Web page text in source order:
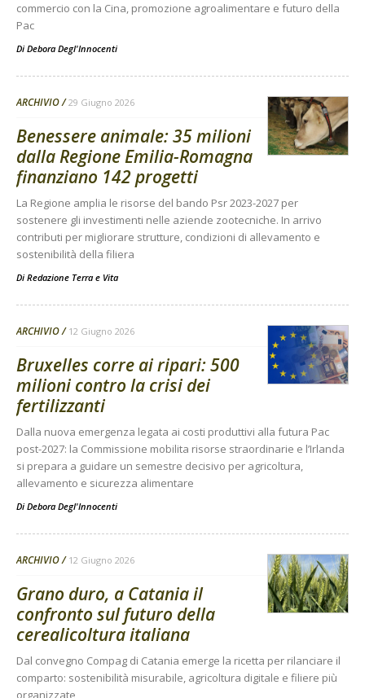
commercio con la Cina, promozione agroalimentare e futuro della
Pac
Di Debora Degl'Innocenti
ARCHIVIO 29 Giugno 2026
Benessere animale: 35 milioni
dalla Regione Emilia-Romagna
finanziano 142 progetti
La Regione amplia le risorse del bando Psr 2023-2027 per
sostenere gli investimenti nelle aziende zootecniche. In arrivo
contributi per migliorare strutture, condizioni di allevamento e
sostenibilità della filiera
Di Redazione Terra e Vita
ARCHIVIO 12 Giugno 2026
Bruxelles corre ai ripari: 500
milioni contro la crisi dei
fertilizzanti
Dalla nuova emergenza legata ai costi produttivi alla futura Pac
post-2027: la Commissione mobilita risorse straordinarie e l’Irlanda
si prepara a guidare un semestre decisivo per agricoltura,
allevamento e sicurezza alimentare
Di Debora Degl'Innocenti
ARCHIVIO 12 Giugno 2026
Grano duro, a Catania il
confronto sul futuro della
cerealicoltura italiana
Dal convegno Compag di Catania emerge la ricetta per rilanciare il
comparto: sostenibilità misurabile, agricoltura digitale e filiere più
organizzate